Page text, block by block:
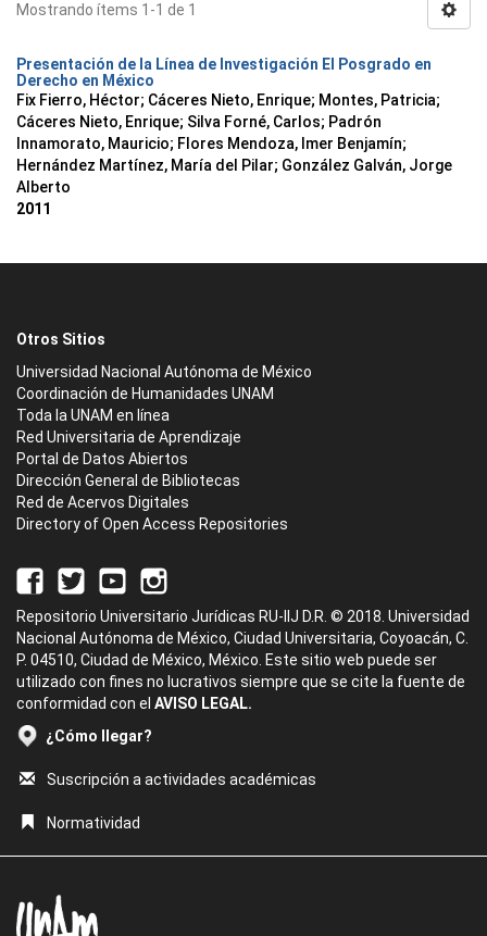
Mostrando ítems 1-1 de 1
Presentación de la Línea de Investigación El Posgrado en
Derecho en México
Fix Fierro, Héctor; Cáceres Nieto, Enrique; Montes, Patricia;
Cáceres Nieto, Enrique; Silva Forné, Carlos; Padrón
Innamorato, Mauricio; Flores Mendoza, Imer Benjamín;
Hernández Martínez, María del Pilar; González Galván, Jorge
Alberto
2011
Otros Sitios
Universidad Nacional Autónoma de México
Coordinación de Humanidades UNAM
Toda la UNAM en línea
Red Universitaria de Aprendizaje
Portal de Datos Abiertos
Dirección General de Bibliotecas
Red de Acervos Digitales
Directory of Open Access Repositories
Repositorio Universitario Jurídicas RU-IIJ D.R. © 2018. Universidad
Nacional Autónoma de México, Ciudad Universitaria, Coyoacán, C.
P. 04510, Ciudad de México, México. Este sitio web puede ser
utilizado con fines no lucrativos siempre que se cite la fuente de
conformidad con el AVISO LEGAL.
¿Cómo llegar?
Suscripción a actividades académicas
Normatividad